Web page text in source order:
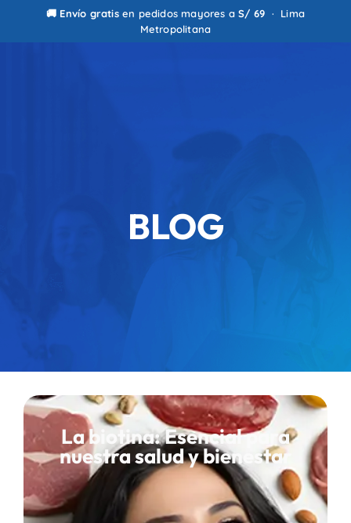
🚚 Envío gratisen pedidos mayores aS/ 69 · Lima
Metropolitana
0
BLOG
La biotina: Esencial para
nuestra salud y bienestar